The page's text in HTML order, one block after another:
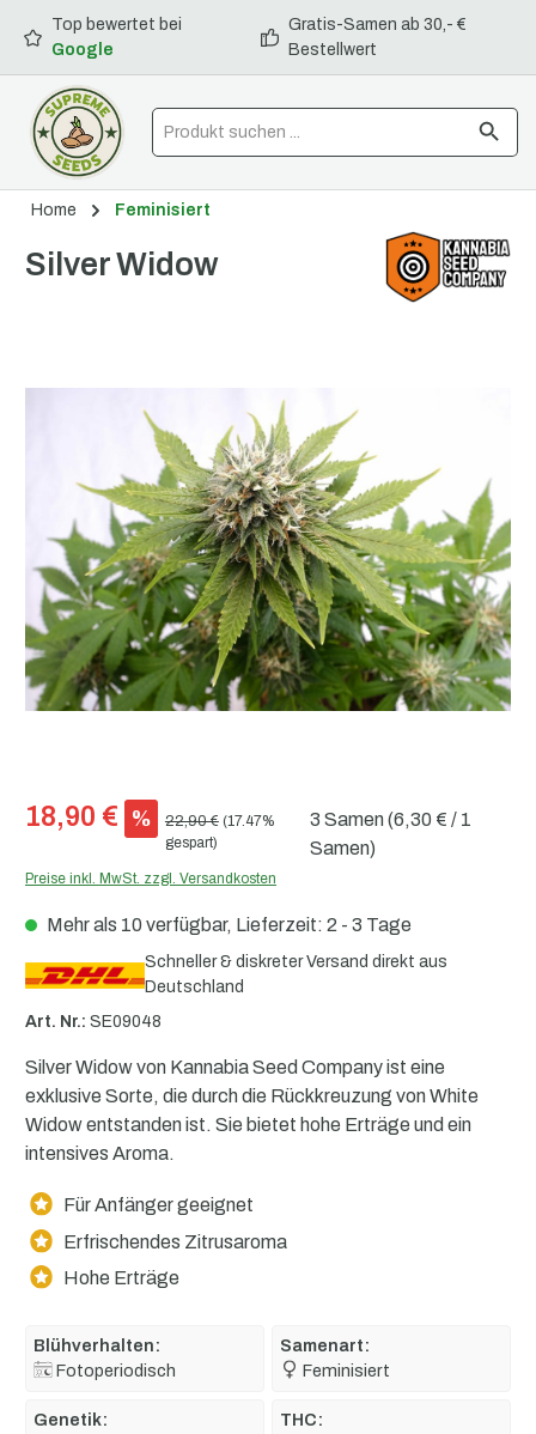
springen
Top bewertet bei
Google
Gratis-Samen ab 30,- €
Bestellwert
Home Feminisiert
Silver Widow
18,90 € % 22,90 € (17.47%
gespart)
3 Samen(6,30 € / 1
Samen)
Preise inkl. MwSt. zzgl. Versandkosten
Mehr als 10 verfügbar, Lieferzeit: 2 - 3 Tage
Schneller & diskreter Versand direkt aus
Deutschland
Art. Nr.: SE09048
Silver Widow von Kannabia Seed Company ist eine
exklusive Sorte, die durch die Rückkreuzung von White
Widow entstanden ist. Sie bietet hohe Erträge und ein
intensives Aroma.
Für Anfänger geeignet
Erfrischendes Zitrusaroma
Hohe Erträge
Blühverhalten:
Fotoperiodisch
Samenart:
Feminisiert
Genetik:
THC: